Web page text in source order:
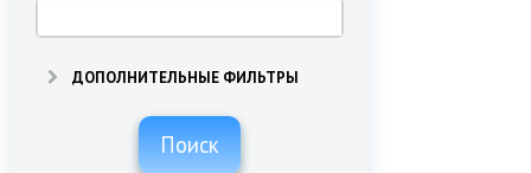
ДОПОЛНИТЕЛЬНЫЕ ФИЛЬТРЫ
Поиск